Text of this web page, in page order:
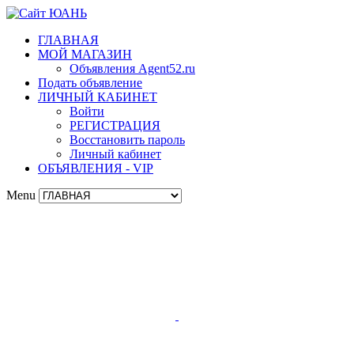
ГЛАВНАЯ
МОЙ МАГАЗИН
Объявления Agent52.ru
Подать объявление
ЛИЧНЫЙ КАБИНЕТ
Войти
РЕГИСТРАЦИЯ
Восстановить пароль
Личный кабинет
ОБЪЯВЛЕНИЯ - VIP
Menu